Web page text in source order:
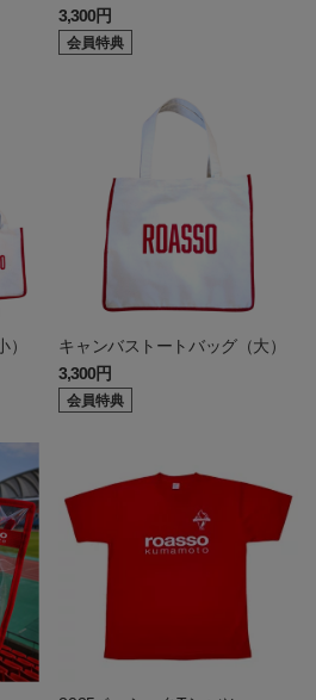
3,300円
会員特典
キャンバストートバッグ（大）
3,300円
会員特典